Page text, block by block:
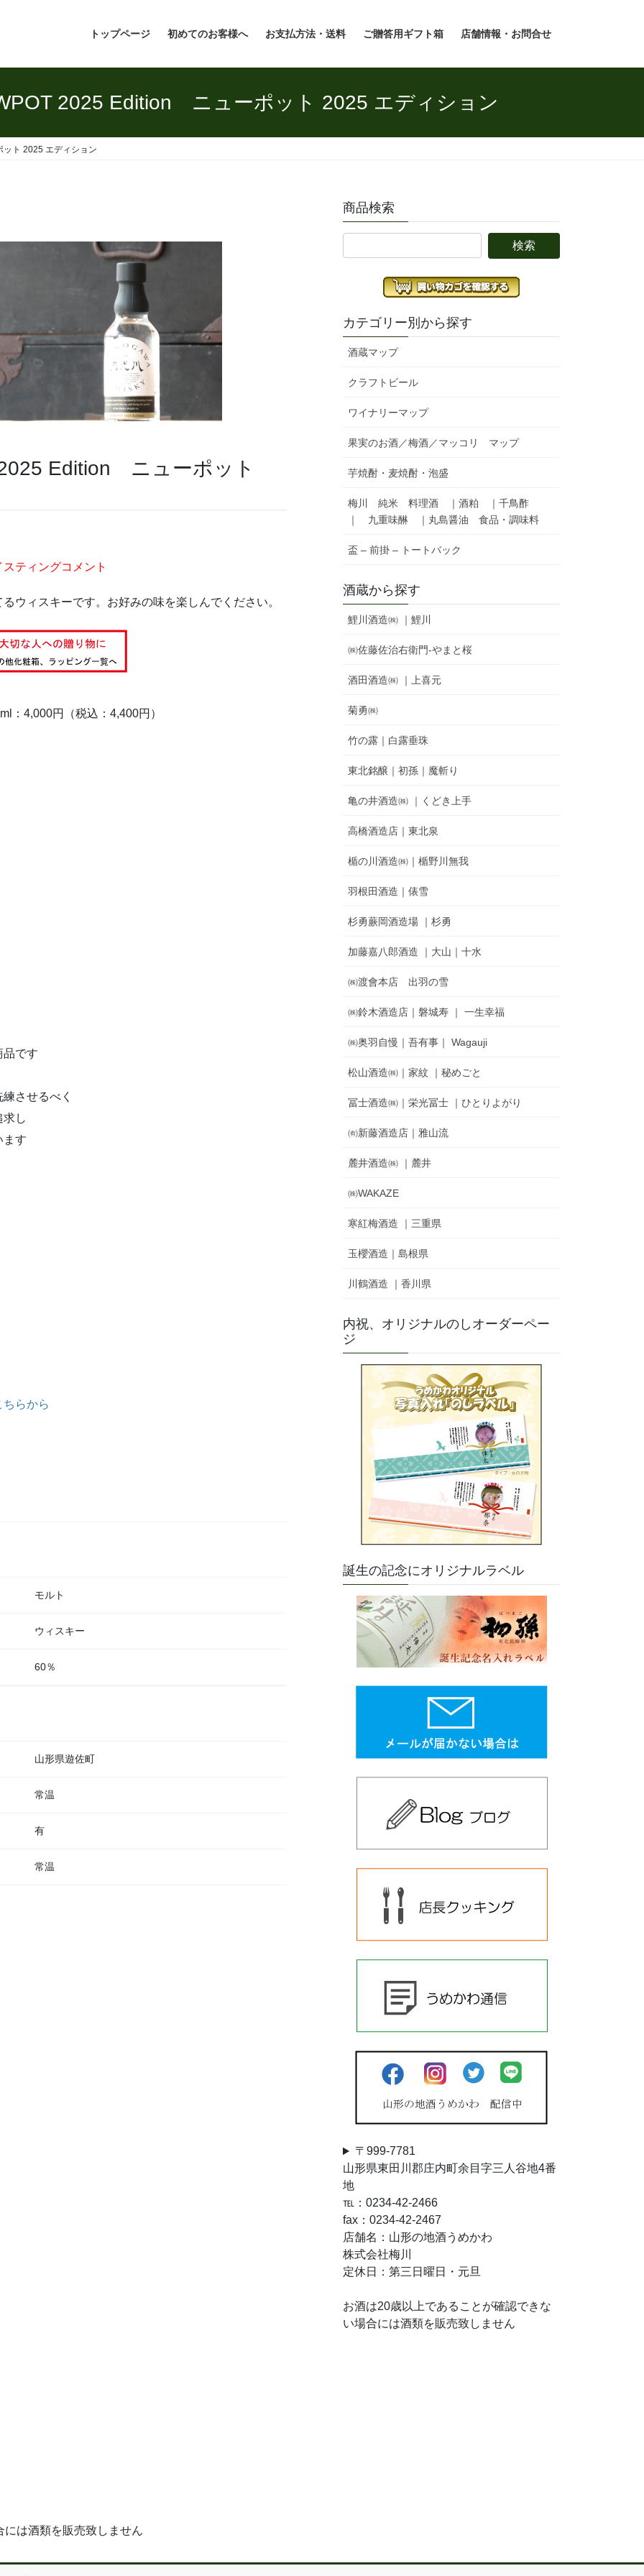
トップページ 初めてのお客様へ お支払方法・送料 ご贈答用ギフト箱 店舗情報・お問合せ
2025 Edition ニューポット 2025 エディション
ト 2025 エディション
Edition ニューポット
スティングコメント
るウィスキーです。お好みの味を楽しんでください。
：4,000円（税込：4,400円）
品です
させるべく
し
ます
らから
モルト
ウィスキー
60％
山形県遊佐町
常温
有
常温
商品検索
カテゴリー別から探す
酒蔵マップ
クラフトビール
ワイナリーマップ
果実のお酒／梅酒／マッコリ マップ
芋焼酎・麦焼酎・泡盛
梅川 純米 料理酒 ｜酒粕 ｜千鳥酢
｜ 九重味醂 ｜丸島醤油 食品・調味料
盃 – 前掛 – トートバック
酒蔵から探す
鯉川酒造㈱ ｜鯉川
㈱佐藤佐治右衛門-やまと桜
酒田酒造㈱ ｜上喜元
菊勇㈱
竹の露｜白露垂珠
東北銘醸｜初孫｜魔斬り
亀の井酒造㈱ ｜くどき上手
高橋酒造店｜東北泉
楯の川酒造㈱｜楯野川無我
羽根田酒造｜俵雪
杉勇蕨岡酒造場 ｜杉勇
加藤嘉八郎酒造 ｜大山｜十水
㈱渡會本店 出羽の雪
㈱鈴木酒造店｜磐城寿 ｜ 一生幸福
㈱奥羽自慢｜吾有事｜ Wagauji
松山酒造㈱｜家紋 ｜秘めごと
冨士酒造㈱｜栄光冨士 ｜ひとりよがり
㈲新藤酒造店｜雅山流
麓井酒造㈱ ｜麓井
㈱WAKAZE
寒紅梅酒造 ｜三重県
玉櫻酒造｜島根県
川鶴酒造 ｜香川県
内祝、オリジナルのしオーダーペー
ジ
誕生の記念にオリジナルラベル
〒999-7781
山形県東田川郡庄内町余目字三人谷地4番
地
℡：0234-42-2466
fax：0234-42-2467
店舗名：山形の地酒うめかわ
株式会社梅川
定休日：第三日曜日・元旦
お酒は20歳以上であることが確認できな
い場合には酒類を販売致しません
は酒類を販売致しません